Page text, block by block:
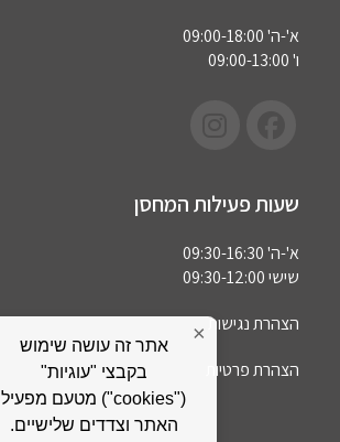
א'-ה' 09:00-18:00
ו' 09:00-13:00
שעות פעילות המחסן
א'-ה' 09:30-16:30
שישי 09:30-12:00
הצהרת נגישות
הצהרת פרטיות
×
אתר זה עושה שימוש
בקבצי "עוגיות"
("cookies") מטעם מפעיל
האתר וצדדים שלישיים.